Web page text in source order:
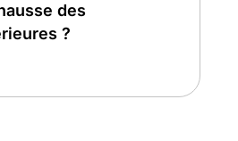
des
?